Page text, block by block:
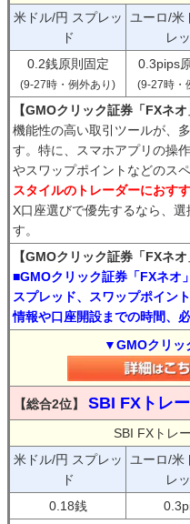
米ドル/円 スプレッ
ド
ユーロ/米
レ
0.2銭原則固定
(9-27時・例外あり)
0.3pips
(9-27時・
【GMOクリック証券「FXネ
機能性の高い取引ツールが、
す。特に、スマホアプリの操
やスワップポイントなどのス
スタイルのトレーダーにおす
X口座選びで優先するなら、
す。
【GMOクリック証券「FXネオ
■GMOクリック証券「FXネオ
スプレッド、スワップポイン
情報や口座開設までの時間、
▼GMOクリッ
【総合2位】 SBI FXトレ
SBI FXトレ
米ドル/円 スプレッ
ド
ユーロ/米
レ
0.18銭